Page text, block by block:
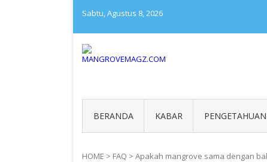
Sabtu, Agustus 8, 2026
BERANDA KABAR PENGETAHUAN
HOME > FAQ > Apakah mangrove sama dengan